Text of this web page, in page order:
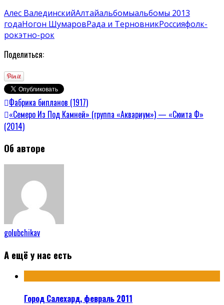
Алес ВалединскийАлтайальбомыальбомы 2013
годаНогон ШумаровРада и ТерновникРоссияфолк-
рокэтно-рок
Поделиться:
Фабрика бипланов (1917)
«Семеро Из Под Камней» (группа «Аквариум») — «Сюита Ф»
(2014)
Об авторе
golubchikav
А ещё у нас есть
Город Салехард, февраль 2011